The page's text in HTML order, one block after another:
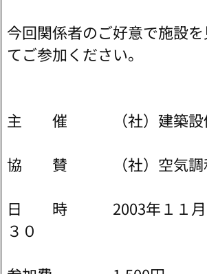
今回関係者のご好意で施設
てご参加ください。
主 催 （社）建築設備
協 賛 （社）空気調和
日 時 2003年１１月２
３０